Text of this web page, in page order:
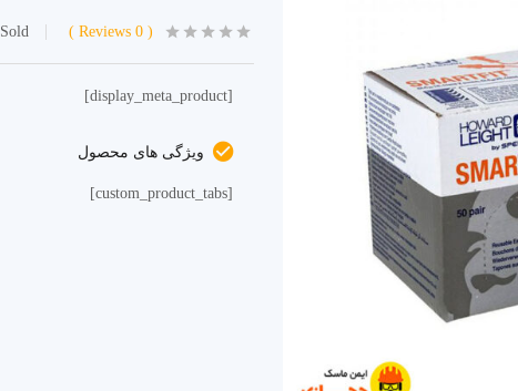
0
Reviews
Sold:
[display_meta_product]
ویژگی های محصول
[custom_product_tabs]